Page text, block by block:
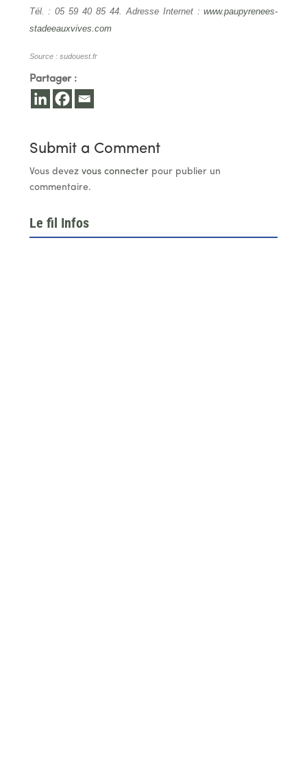
Tél. : 05 59 40 85 44. Adresse Internet :www.paupyrenees-
stadeeauxvives.com
Source : sudouest.fr
Partager :
Submit a Comment
Vous devez vous connecterpour publier un
commentaire.
Le fil Infos